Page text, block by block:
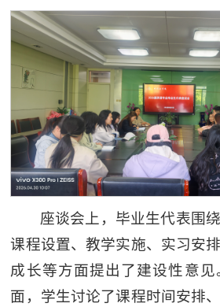
座谈会上，毕业生代表围
课程设置、教学实施、实习安
成长等方面提出了建设性意
面，学生讨论了课程时间安排